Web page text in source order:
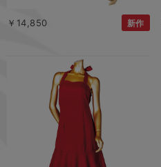
￥14,850 新作